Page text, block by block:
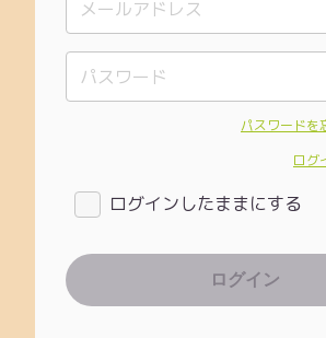
パスワードを
ログ
ログインしたままにする